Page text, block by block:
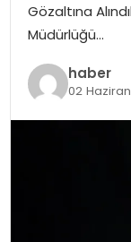
SOSYAL HABER
Gözaltına
Müdürlüğü…
haber
02